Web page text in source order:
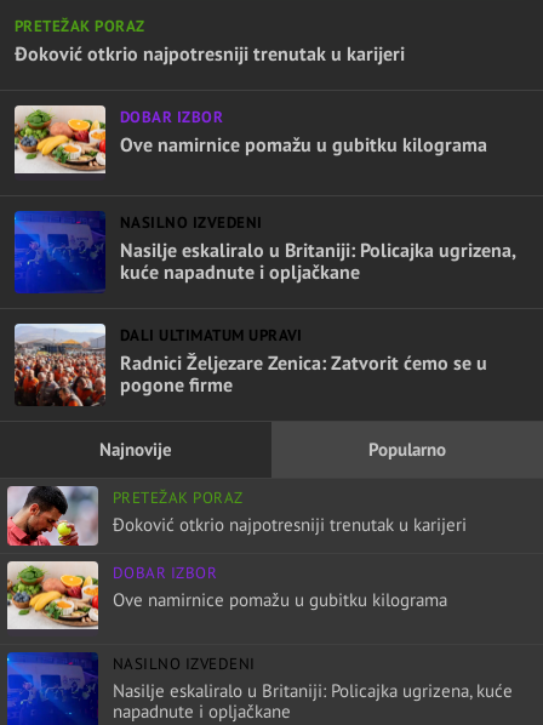
PRETEŽAK PORAZ
Đoković otkrio najpotresniji trenutak u karijeri
DOBAR IZBOR
Ove namirnice pomažu u gubitku kilograma
NASILNO IZVEDENI
Nasilje eskaliralo u Britaniji: Policajka ugrizena,
kuće napadnute i opljačkane
DALI ULTIMATUM UPRAVI
Radnici Željezare Zenica: Zatvorit ćemo se u
pogone firme
Najnovije Popularno
PRETEŽAK PORAZ
Đoković otkrio najpotresniji trenutak u karijeri
DOBAR IZBOR
Ove namirnice pomažu u gubitku kilograma
NASILNO IZVEDENI
Nasilje eskaliralo u Britaniji: Policajka ugrizena, kuće
napadnute i opljačkane